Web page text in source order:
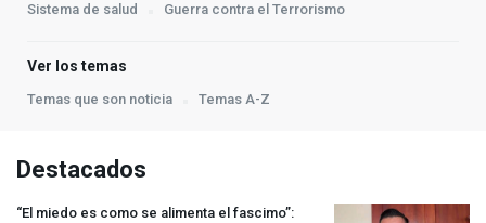
Sistema de salud
Guerra contra el Terrorismo
Ver los temas
Temas que son noticia Temas A-Z
Destacados
“El miedo es como se alimenta el fascimo”: